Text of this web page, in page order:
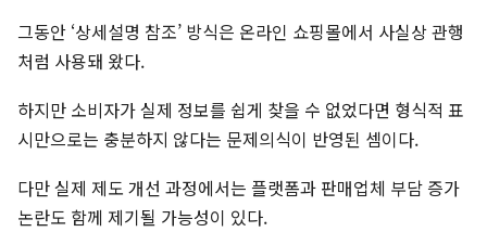
그동안 ‘상세설명 참조’ 방식은 온라인 쇼핑몰에서 사실상 관행
처럼 사용돼 왔다.
하지만 소비자가 실제 정보를 쉽게 찾을 수 없었다면 형식적 표
시만으로는 충분하지 않다는 문제의식이 반영된 셈이다.
다만 실제 제도 개선 과정에서는 플랫폼과 판매업체 부담 증가
논란도 함께 제기될 가능성이 있다.